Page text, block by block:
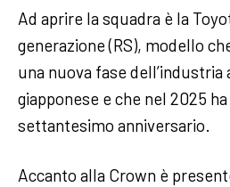
Ad aprire la squadra è la
generazione (RS), modello
una nuova fase
giapponese e che nel 2025
settantesimo anniversario.
Accanto alla Crown è